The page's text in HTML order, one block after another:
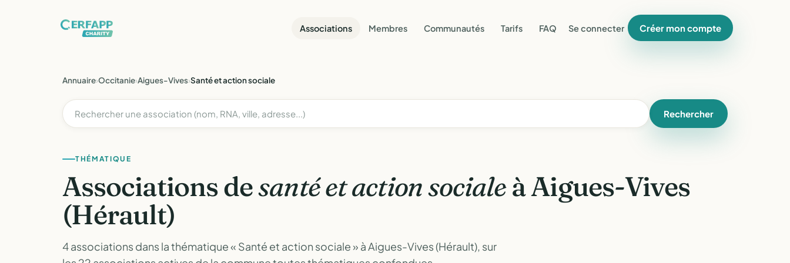
Associations Membres Communautés Tarifs FAQ Se connecter Créer mon compte
Annuaire›Occitanie›Aigues-Vives›Santé et action sociale
Rechercher
THÉMATIQUE
Associations desanté et action socialeà Aigues-Vives
(Hérault)
4 associations dans la thématique « Santé et action sociale » à Aigues-Vives (Hérault), sur